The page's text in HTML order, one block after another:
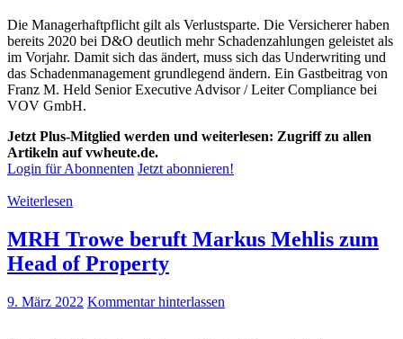
Die Managerhaftpflicht gilt als Verlustsparte. Die Versicherer haben
bereits 2020 bei D&O deutlich mehr Schadenzahlungen geleistet als
im Vorjahr. Damit sich das ändert, muss sich das Underwriting und
das Schadenmanagement grundlegend ändern. Ein Gastbeitrag von
Franz M. Held Senior Executive Advisor / Leiter Compliance bei
VOV GmbH.
Jetzt Plus-Mitglied werden und weiterlesen: Zugriff zu allen
Artikeln auf vwheute.de.
Login für Abonnenten Jetzt abonnieren!
Weiterlesen
MRH Trowe beruft Markus Mehlis zum
Head of Property
9. März 2022 Kommentar hinterlassen